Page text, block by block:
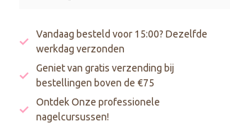
Vandaag besteld voor 15:00? Dezelfde
werkdag verzonden
Geniet van gratis verzending bij
bestellingen boven de €75
Ontdek Onze professionele
nagelcursussen!